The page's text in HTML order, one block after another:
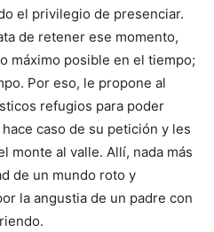
el privilegio de presenciar.
de retener ese momento,
máximo posible en el tiempo;
Por eso, le propone al
refugios para poder
caso de su petición y les
monte al valle. Allí, nada más
de un mundo roto y
la angustia de un padre con